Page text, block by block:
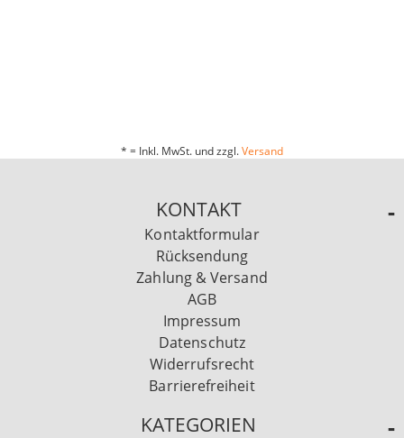
* = Inkl. MwSt. und zzgl.Versand
KONTAKT
Kontaktformular
Rücksendung
Zahlung & Versand
AGB
Impressum
Datenschutz
Widerrufsrecht
Barrierefreiheit
KATEGORIEN